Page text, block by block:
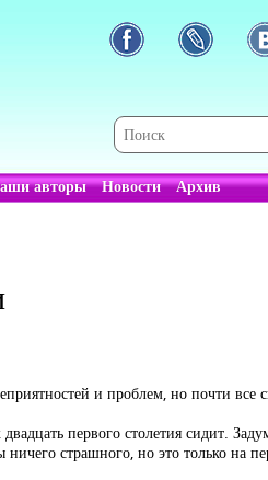
авторы Новости Архив
и проблем, но почти
первого столетия сидит.
страшного, но это только на